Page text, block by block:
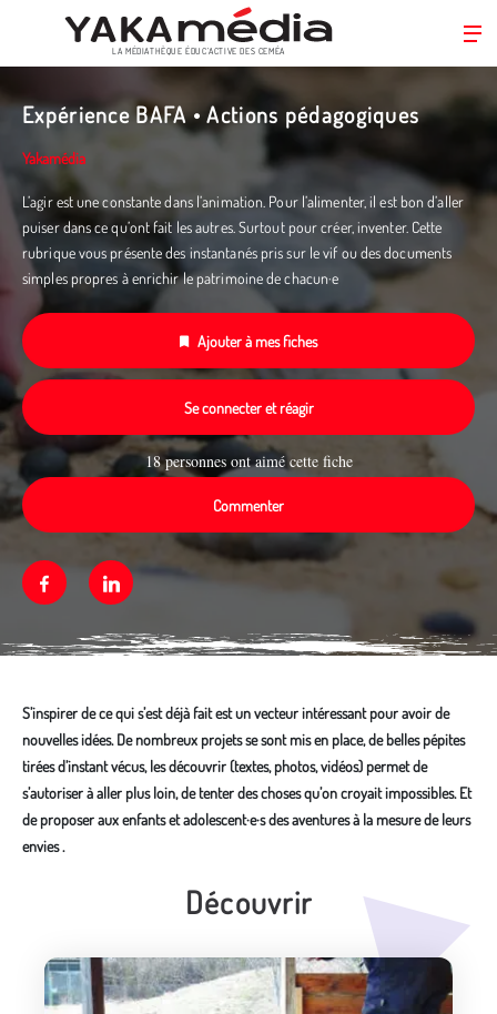
au
contenu
principal
LA MÉDIATHÈQUE ÉDUC’ACTIVE DES CEMÉA
Expérience BAFA • Actions pédagogiques
Yakamédia
L’agir est une constante dans l’animation. Pour l’alimenter, il est bon d’aller
puiser dans ce qu’ont fait les autres. Surtout pour créer, inventer. Cette
rubrique vous présente des instantanés pris sur le vif ou des documents
simples propres à enrichir le patrimoine de chacun·e
Ajouter à mes fiches
Se connecter et réagir
18 personnes ont aimé cette fiche
Commenter
FacebookLinkedin
S’inspirer de ce qui s’est déjà fait est un vecteur intéressant pour avoir de
nouvelles idées. De nombreux projets se sont mis en place, de belles pépites
tirées d’instant vécus, les découvrir (textes, photos, vidéos) permet de
s’autoriser à aller plus loin, de tenter des choses qu’on croyait impossibles. Et
de proposer aux enfants et adolescent·e·s des aventures à la mesure de leurs
envies .
Découvrir